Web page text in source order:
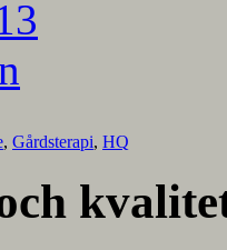
, Gårdsterapi, HQ